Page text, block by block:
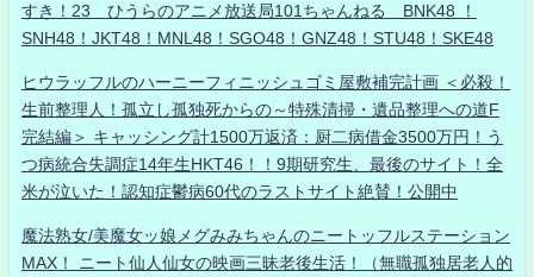
すき！23 ひうらのアニメ放送局101ちゃんねる BNK48 ！
SNH48！JKT48！MNL48！SGO48！GNZ48！STU48！SKE48
ヒウラッフルのハーニーフィニッシュゴミ屋敷補完計画 ＜必殺！
生前整理人！孤立し孤独死からの～特殊清掃・遺品整理への道F
完結編＞ キャッシング計1500万返済：厨二病借金3500万円！う
つ病統合失調症14年生HKT46！！9期研究生、最後のサイト！全
米が泣いた！認知症鬱病60代のラストサイト絶賛！公開中
魔法熟女/美魔女ッ娘メグみみちゃんのニートッフルステーション
MAX！ ニート仙人仙女の映画三昧老後生活！（無職孤独居老人的